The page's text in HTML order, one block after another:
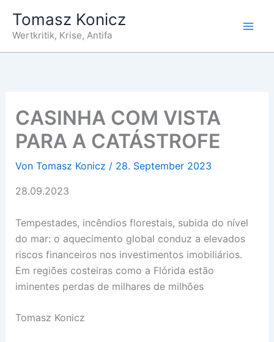
Inhalt
springen
Tomasz Konicz
Wertkritik, Krise, Antifa
CASINHA COM VISTA
PARA A CATÁSTROFE
Von Tomasz Konicz / 28. September 2023
28.09.2023
Tempestades, incêndios florestais, subida do nível
do mar: o aquecimento global conduz a elevados
riscos financeiros nos investimentos imobiliários.
Em regiões costeiras como a Flórida estão
iminentes perdas de milhares de milhões
Tomasz Konicz